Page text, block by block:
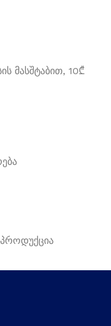
მასშტაბით, 10₾